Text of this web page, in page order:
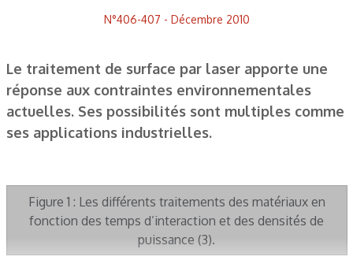
N°406-407 - Décembre 2010
Le traitement de surface par laser apporte une
réponse aux contraintes environnementales
actuelles. Ses possibilités sont multiples comme
ses applications industrielles.
Figure 1 : Les différents traitements des matériaux en
fonction des temps d’interaction et des densités de
puissance (3).